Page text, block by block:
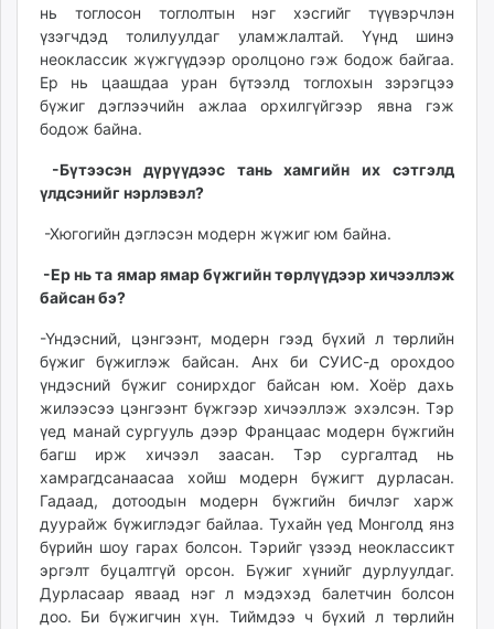
нь тоглосон тоглолтын нэг хэсгийг түүвэрчлэн
үзэгчдэд толилуулдаг уламжлалтай. Үүнд шинэ
неоклассик жүжгүүдээр оролцоно гэж бодож байгаа.
Ер нь цаашдаа уран бүтээлд тоглохын зэрэгцээ
бүжиг дэглээчийн ажлаа орхилгүйгээр явна гэж
бодож байна.
-Бүтээсэн дүрүүдээс тань хамгийн их сэтгэлд
үлдсэнийг нэрлэвэл?
-Хюгогийн дэглэсэн модерн жүжиг юм байна.
-Ер нь та ямар ямар бүжгийн төрлүүдээр хичээллэж
байсан бэ?
-Үндэсний, цэнгээнт, модерн гээд бүхий л төрлийн
бүжиг бүжиглэж байсан. Анх би СУИС-д орохдоо
үндэсний бүжиг сонирхдог байсан юм. Хоёр дахь
жилээсээ цэнгээнт бүжгээр хичээллэж эхэлсэн. Тэр
үед манай сургууль дээр Францаас модерн бүжгийн
багш ирж хичээл заасан. Тэр сургалтад нь
хамрагдсанаасаа хойш модерн бүжигт дурласан.
Гадаад, дотоодын модерн бүжгийн бичлэг харж
дуурайж бүжиглэдэг байлаа. Тухайн үед Монголд янз
бүрийн шоу гарах болсон. Тэрийг үзээд неоклассикт
эргэлт буцалтгүй орсон. Бүжиг хүнийг дурлуулдаг.
Дурласаар яваад нэг л мэдэхэд балетчин болсон
доо. Би бүжигчин хүн. Тиймдээ ч бүхий л төрлийн